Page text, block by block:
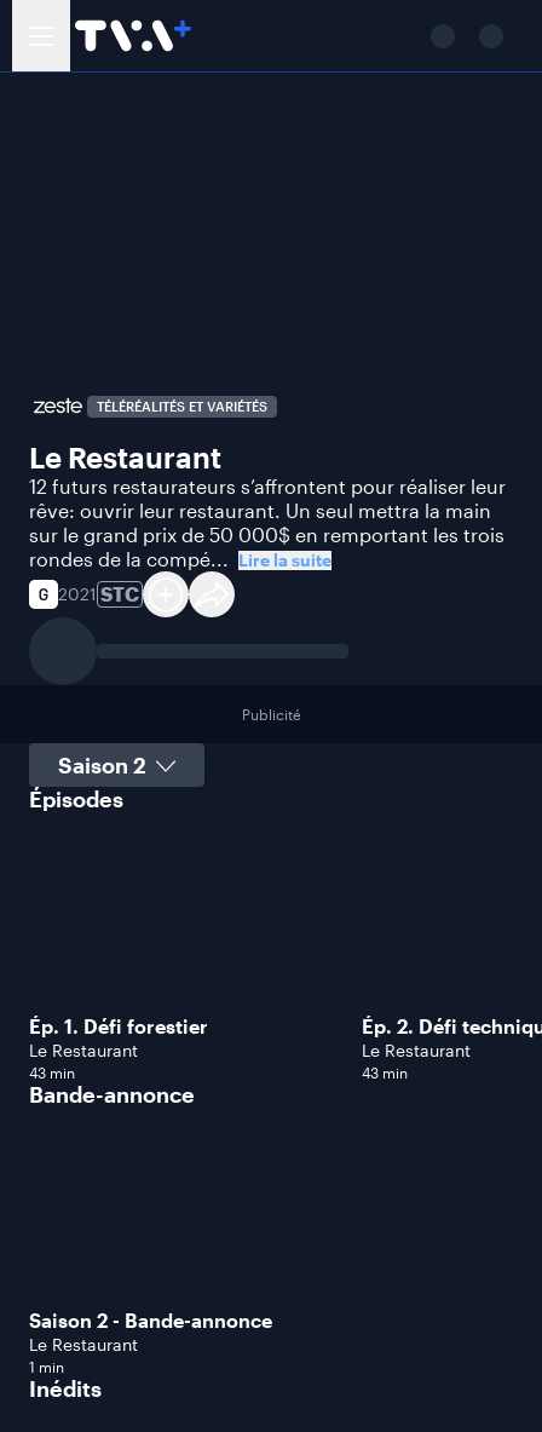
TÉLÉRÉALITÉS ET VARIÉTÉS
Le Restaurant
12 futurs restaurateurs s’affrontent pour réaliser leur
rêve: ouvrir leur restaurant. Un seul mettra la main
sur le grand prix de 50 000$ en remportant les trois
rondes de la compé... Lire la suite
2021 STC
Publicité
Sélectionner une saison
Épisodes
Ép. 1. Défi forestier
Le Restaurant
43 min
Ép. 2. Défi
Le Restaurant
43 min
Bande-annonce
Saison 2 - Bande-annonce
Le Restaurant
1 min
Inédits